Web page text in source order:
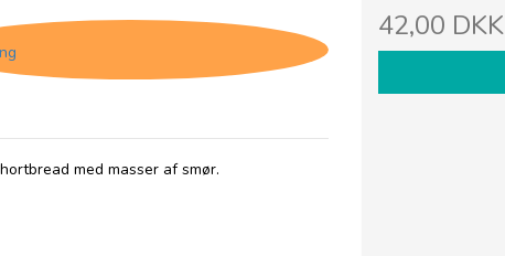
med masser af smør.
42,00 DKK